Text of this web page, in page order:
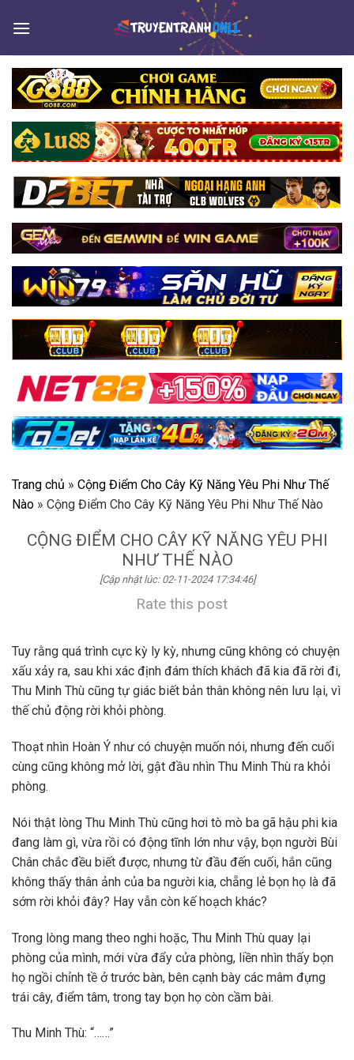
Trang chủ » Cộng Điểm Cho Cây Kỹ Năng Yêu Phi Như Thế
Nào » Cộng Điểm Cho Cây Kỹ Năng Yêu Phi Như Thế Nào
CỘNG ĐIỂM CHO CÂY KỸ NĂNG YÊU PHI
NHƯ THẾ NÀO
[Cập nhật lúc: 02-11-2024 17:34:46]
Rate this post
Tuy rằng quá trình cực kỳ ly kỳ, nhưng cũng không có chuyện
xấu xảy ra, sau khi xác định đám thích khách đã kia đã rời đi,
Thu Minh Thù cũng tự giác biết bản thân không nên lưu lại, vì
thế chủ động rời khỏi phòng.
Thoạt nhìn Hoàn Ý như có chuyện muốn nói, nhưng đến cuối
cùng cũng không mở lời, gật đầu nhìn Thu Minh Thù ra khỏi
phòng.
Nói thật lòng Thu Minh Thù cũng hơi tò mò ba gã hậu phi kia
đang làm gì, vừa rồi có động tĩnh lớn như vậy, bọn người Bùi
Chân chắc đều biết được, nhưng từ đầu đến cuối, hắn cũng
không thấy thân ảnh của ba người kia, chẵng lẻ bọn họ là đã
sớm rời khỏi đây? Hay vẫn còn kế hoạch khác?
Trong lòng mang theo nghi hoặc, Thu Minh Thù quay lại
phòng của mình, mới vừa đẩy cửa phòng, liền nhìn thấy bọn
họ ngồi chỉnh tề ở trước bàn, bên cạnh bày các mâm đựng
trái cây, điểm tâm, trong tay bọn họ còn cầm bài.
Thu Minh Thù: “……”